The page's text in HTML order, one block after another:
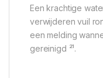
Een krachtige
verwijderen vuil
een melding
gereinigd ²¹.